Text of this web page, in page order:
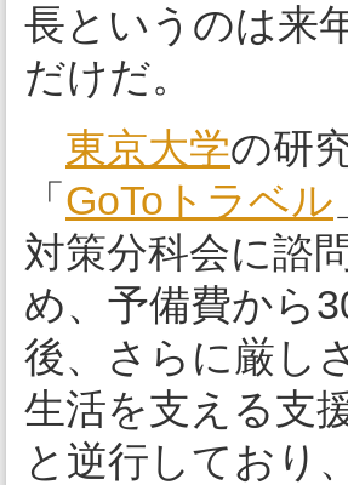
長というのは来
だけだ。
東京大学の研
「 GoToトラベル
対策分科会に諮
め、予備費から
後、さらに厳し
生活を支える支
と逆行しており